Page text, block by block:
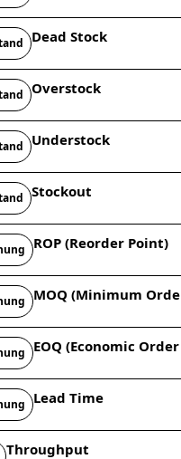
Dead Stock
Overstock
Understock
Stockout
ROP (Reorder Point)
MOQ (Minimum
EOQ (Economic
Lead Time
Throughput